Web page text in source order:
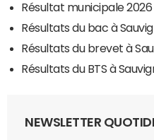
Résultat municipale
Résultats du bac à
Résultats du brevet à
Résultats du BTS à
NEWSLETTER